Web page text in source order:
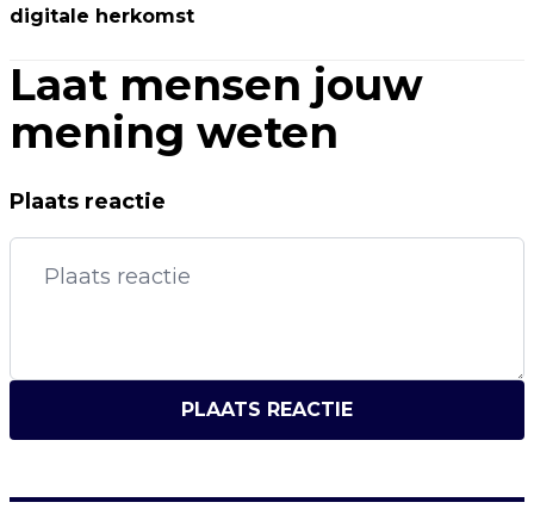
digitale herkomst
Laat mensen jouw
mening weten
Plaats reactie
PLAATS REACTIE